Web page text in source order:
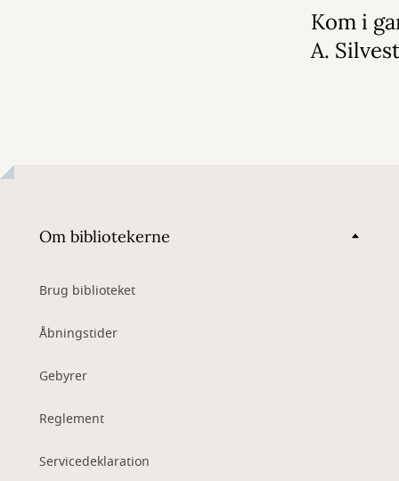
Kom i
A.
Om bibliotekerne
Brug biblioteket
Åbningstider
Gebyrer
Reglement
Servicedeklaration